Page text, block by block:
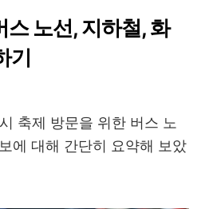
노선, 지하철, 화
기
축제 방문을 위한 버스 노
에 대해 간단히 요약해 보았